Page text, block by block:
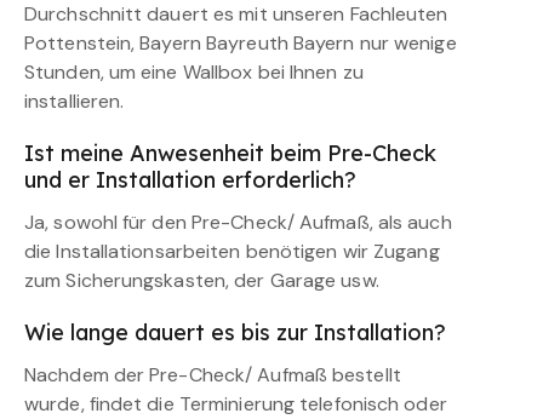
Durchschnitt dauert es mit unseren Fachleuten
Pottenstein, Bayern Bayreuth Bayern nur wenige
Stunden, um eine Wallbox bei Ihnen zu
installieren.
Ist meine Anwesenheit beim Pre-Check
und er Installation erforderlich?
Ja, sowohl für den Pre-Check/ Aufmaß, als auch
die Installationsarbeiten benötigen wir Zugang
zum Sicherungskasten, der Garage usw.
Wie lange dauert es bis zur Installation?
Nachdem der Pre-Check/ Aufmaß bestellt
wurde, findet die Terminierung telefonisch oder